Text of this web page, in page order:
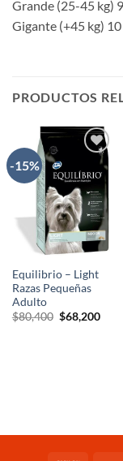
Grande (25-45 kg)
Gigante (+45 kg)
PRODUCTOS
-15%
AÑADIR
A LA
LISTA
DE
DESEOS
Equilibrio – Light
Razas Pequeñas
Adulto
$80,400 El
precio
$68,200El